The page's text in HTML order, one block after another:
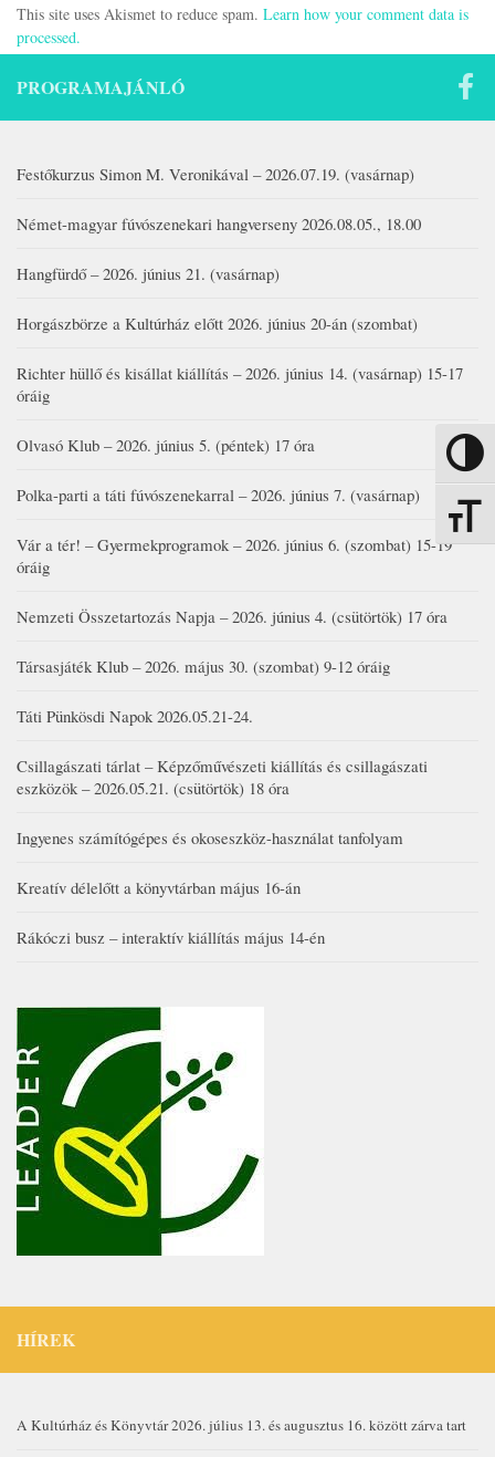
Nagy
This site uses Akismet to reduce spam. Learn how your comment data is
processed.
PROGRAMAJÁNLÓ
Festőkurzus Simon M. Veronikával – 2026.07.19. (vasárnap)
Német-magyar fúvószenekari hangverseny 2026.08.05., 18.00
Hangfürdő – 2026. június 21. (vasárnap)
Horgászbörze a Kultúrház előtt 2026. június 20-án (szombat)
Richter hüllő és kisállat kiállítás – 2026. június 14. (vasárnap) 15-17
óráig
Olvasó Klub – 2026. június 5. (péntek) 17 óra
Polka-parti a táti fúvószenekarral – 2026. június 7. (vasárnap)
Vár a tér! – Gyermekprogramok – 2026. június 6. (szombat) 15-19
óráig
Nemzeti Összetartozás Napja – 2026. június 4. (csütörtök) 17 óra
Társasjáték Klub – 2026. május 30. (szombat) 9-12 óráig
Táti Pünkösdi Napok 2026.05.21-24.
Csillagászati tárlat – Képzőművészeti kiállítás és csillagászati
eszközök – 2026.05.21. (csütörtök) 18 óra
Ingyenes számítógépes és okoseszköz-használat tanfolyam
Kreatív délelőtt a könyvtárban május 16-án
Rákóczi busz – interaktív kiállítás május 14-én
HÍREK
A Kultúrház és Könyvtár 2026. július 13. és augusztus 16. között zárva tart